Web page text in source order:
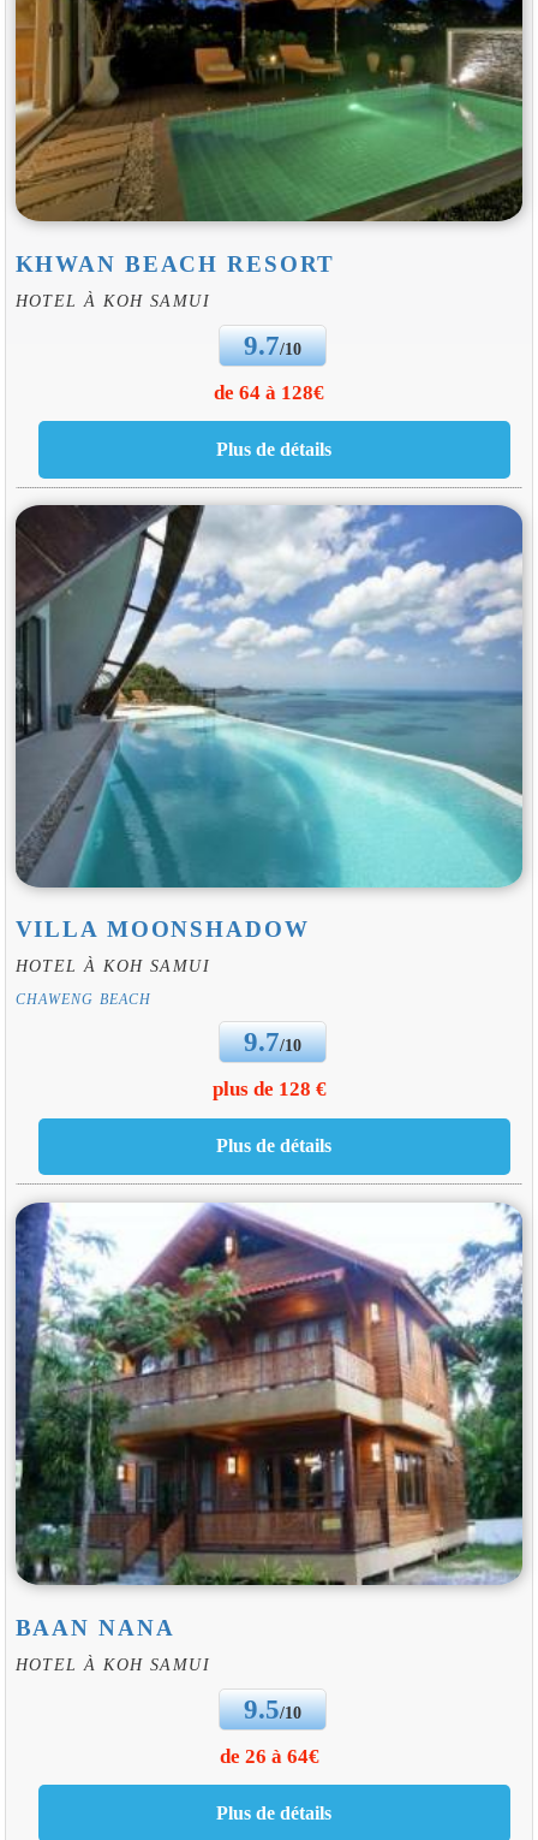
KHWAN BEACH RESORT
HOTEL À KOH SAMUI
9.7/10
de 64 à 128€
VILLA MOONSHADOW
HOTEL À KOH SAMUI
CHAWENG BEACH
9.7/10
plus de 128 €
BAAN NANA
HOTEL À KOH SAMUI
9.5/10
de 26 à 64€